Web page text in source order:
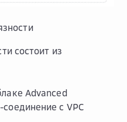
состоит из
Advanced
с VPC